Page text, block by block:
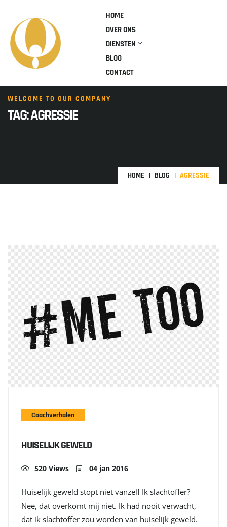
HOME
OVER ONS
DIENSTEN
BLOG
CONTACT
WELCOME TO OUR COMPANY
TAG:AGRESSIE
HOME BLOG AGRESSIE
Coachverhalen
HUISELIJK GEWELD
520 Views 04 jan 2016
Huiselijk geweld stopt niet vanzelf Ik slachtoffer?
Nee, dat overkomt mij niet. Ik had nooit verwacht,
dat ik slachtoffer zou worden van huiselijk geweld.